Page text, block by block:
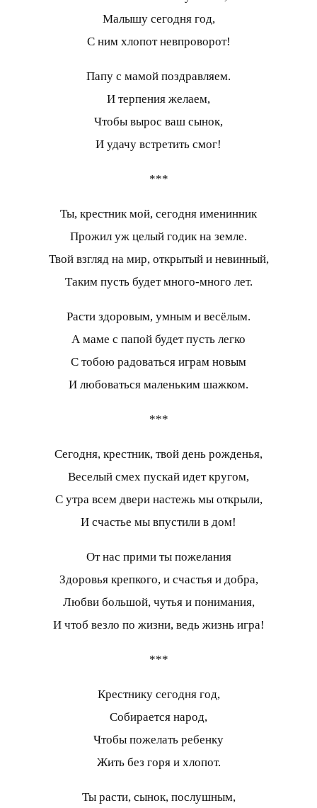
Малышу сегодня год,
С ним хлопот невпроворот!
Папу с мамой поздравляем.
И терпения желаем,
Чтобы вырос ваш сынок,
И удачу встретить смог!
***
Ты, крестник мой, сегодня именинник
Прожил уж целый годик на земле.
Твой взгляд на мир, открытый и невинный,
Таким пусть будет много-много лет.
Расти здоровым, умным и весёлым.
А маме с папой будет пусть легко
С тобою радоваться играм новым
И любоваться маленьким шажком.
***
Сегодня, крестник, твой день рожденья,
Веселый смех пускай идет кругом,
С утра всем двери настежь мы открыли,
И счастье мы впустили в дом!
От нас прими ты пожелания
Здоровья крепкого, и счастья и добра,
Любви большой, чутья и понимания,
И чтоб везло по жизни, ведь жизнь игра!
***
Крестнику сегодня год,
Собирается народ,
Чтобы пожелать ребенку
Жить без горя и хлопот.
Ты расти, сынок, послушным,